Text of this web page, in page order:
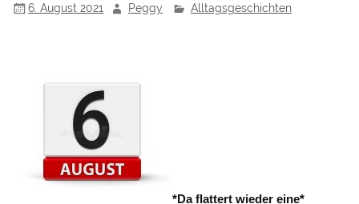
6. August 2021 Peggy Alltagsgeschichten
*Da flattert wieder eine*